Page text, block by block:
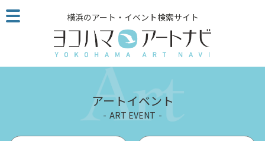
こ
の
ジ
横浜のアート・イベント検索サイト
アートイベント
ART EVENT